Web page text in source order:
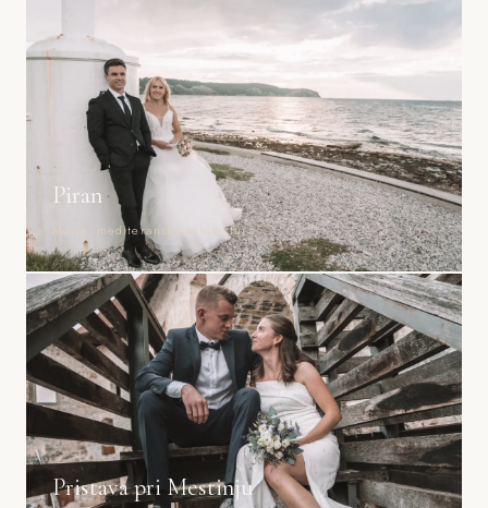
Piran
Morje, mediteranska arhitektura
Pristava pri Mestinju